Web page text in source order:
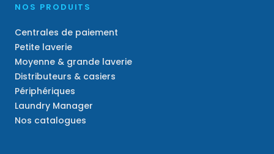
NOS PRODUITS
Centrales de paiement
Petite laverie
Moyenne & grande laverie
Distributeurs & casiers
Périphériques
Laundry Manager
Nos catalogues